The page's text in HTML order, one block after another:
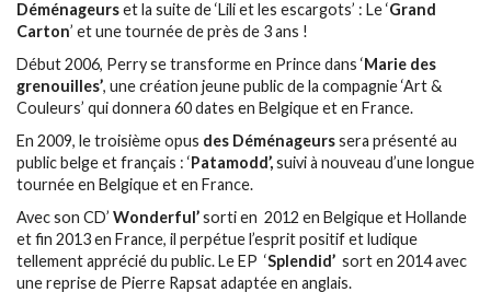
Déménageurset la suite de ‘Lili et les escargots’ : Le ‘Grand
Carton’ et une tournée de près de 3 ans !
Début 2006, Perry se transforme en Prince dans ‘Marie des
grenouilles’, une création jeune public de la compagnie ‘Art &
Couleurs’ qui donnera 60 dates en Belgique et en France.
En 2009, le troisième opus des Déménageurssera présenté au
public belge et français : ‘Patamodd’,suivi à nouveau d’une longue
tournée en Belgique et en France.
Avec son CD’ Wonderful’sorti en 2012 en Belgique et Hollande
et fin 2013 en France, il perpétue l’esprit positif et ludique
tellement apprécié du public. Le EP ‘Splendid’ sort en 2014 avec
une reprise de Pierre Rapsat adaptée en anglais.